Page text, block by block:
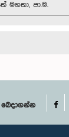
මහතා, පා.ම.